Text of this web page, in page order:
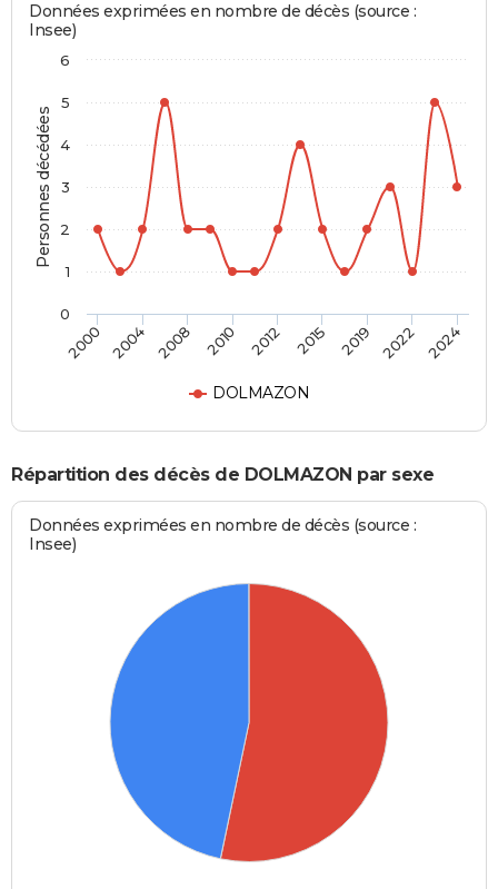
Personnes décédées
Données exprimées en nombre de décès (source :
Insee)
DOLMAZON
2000 2004 2008 2010 2012 2015 2019 2022 2024
0
1
2
3
4
5
6
Répartition des décès de DOLMAZON par sexe
Données exprimées en nombre de décès (source :
Insee)